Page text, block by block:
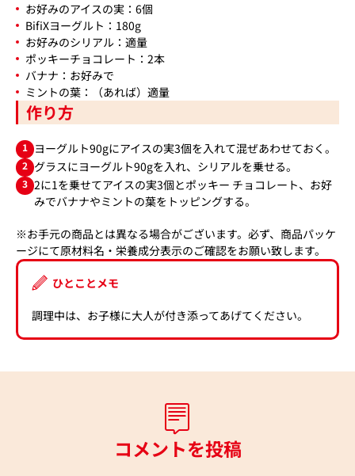
お好みのアイスの実：6個
BifiXヨーグルト：180g
お好みのシリアル：適量
ポッキーチョコレート：2本
バナナ：お好みで
ミントの葉：（あれば）適量
作り方
1 ヨーグルト90gにアイスの実3個を入れて混ぜあわせておく。
2 グラスにヨーグルト90gを入れ、シリアルを乗せる。
3 2に1を乗せてアイスの実3個とポッキー チョコレート、お好
みでバナナやミントの葉をトッピングする。
※お手元の商品とは異なる場合がございます。必ず、商品パッケ
ージにて原材料名・栄養成分表示のご確認をお願い致します。
ひとことメモ
調理中は、お子様に大人が付き添ってあげてください。
コメントを投稿